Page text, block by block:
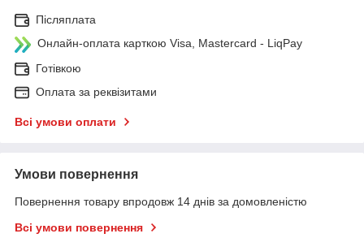
Післяплата
Онлайн-оплата карткою Visa, Mastercard - LiqPay
Готівкою
Оплата за реквізитами
Всі умови оплати
Умови повернення
Повернення товару впродовж 14 днів за домовленістю
Всі умови повернення